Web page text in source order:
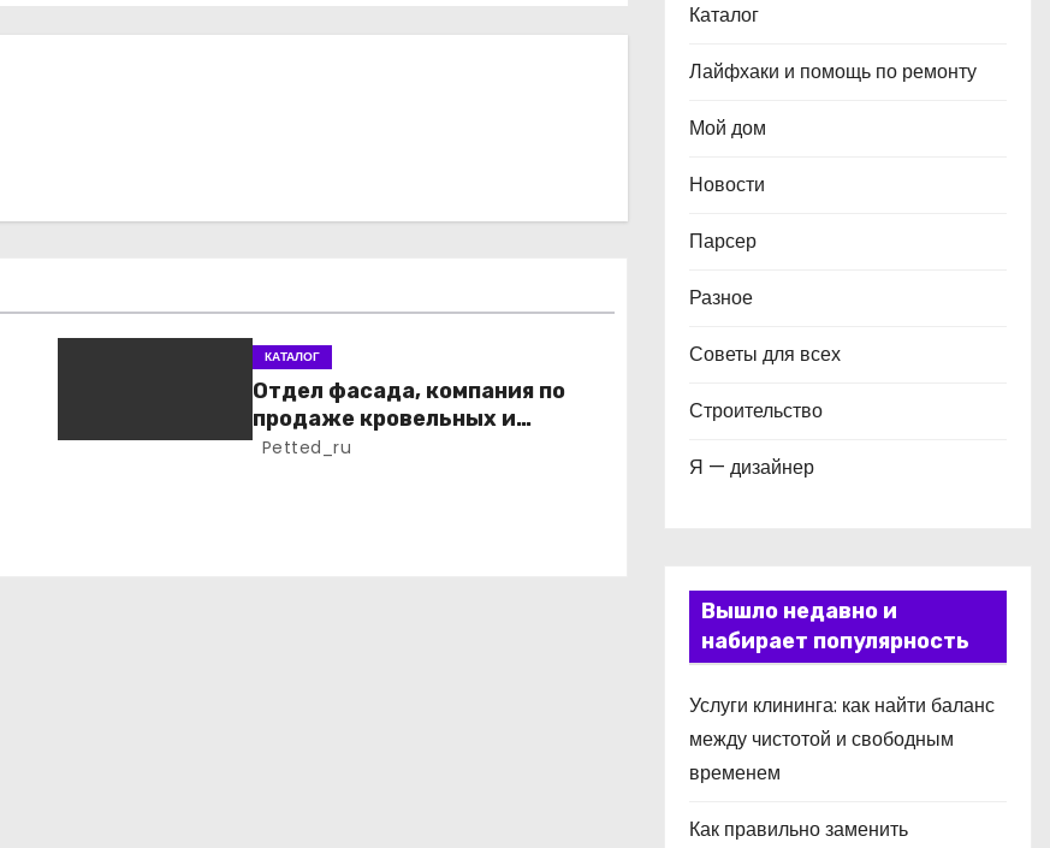
КАТАЛОГ
Отдел фасада, компания по
продаже кровельных и
фасадных материалов
Petted_ru
Каталог
Лайфхаки и помощь по ремонту
Мой дом
Новости
Парсер
Разное
Советы для всех
Строительство
Я — дизайнер
Вышло недавно и
набирает популярность
Услуги клининга: как найти баланс
между чистотой и свободным
временем
Как правильно заменить